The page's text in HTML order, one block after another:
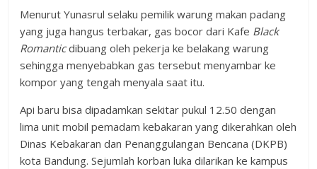
Menurut Yunasrul selaku pemilik warung makan padang
yang juga hangus terbakar, gas bocor dari Kafe Black
Romanticdibuang oleh pekerja ke belakang warung
sehingga menyebabkan gas tersebut menyambar ke
kompor yang tengah menyala saat itu.
Api baru bisa dipadamkan sekitar pukul 12.50 dengan
lima unit mobil pemadam kebakaran yang dikerahkan oleh
Dinas Kebakaran dan Penanggulangan Bencana (DKPB)
kota Bandung. Sejumlah korban luka dilarikan ke kampus